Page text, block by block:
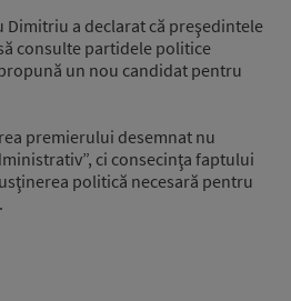
Dimitriu a declarat că preşedintele
consulte partidele politice
un nou candidat pentru
premierului desemnat nu
ci consecinţa faptului
politică necesară pentru